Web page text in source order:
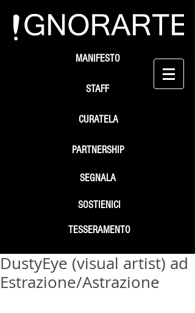
STAFF
SEGNALA
SOSTIENICI
MANIFESTO
PARTNERSHIP
TESSERAMENTO
CURATELA
DustyEye (visual artist) ad
Estrazione/Astrazione